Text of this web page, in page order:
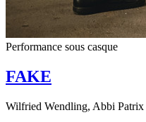
Performance sous casque
FAKE
Wilfried Wendling, Abbi Patrix